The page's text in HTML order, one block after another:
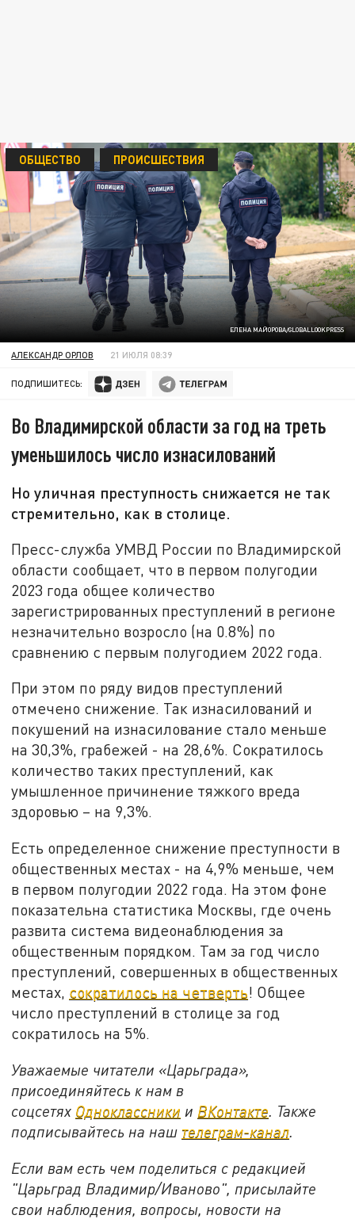
ЕЛЕНА МАЙОРОВА/GLOBALLOOKPRESS
ОБЩЕСТВО ПРОИСШЕСТВИЯ
АЛЕКСАНДР ОРЛОВ 21 ИЮЛЯ 08:39
ПОДПИШИТЕСЬ:
Во Владимирской области за год на треть
уменьшилось число изнасилований
Но уличная преступность снижается не так
стремительно, как в столице.
Пресс-служба УМВД России по Владимирской
области сообщает, что в первом полугодии
2023 года общее количество
зарегистрированных преступлений в регионе
незначительно возросло (на 0.8%) по
сравнению с первым полугодием 2022 года.
При этом по ряду видов преступлений
отмечено снижение. Так изнасилований и
покушений на изнасилование стало меньше
на 30,3%, грабежей - на 28,6%. Сократилось
количество таких преступлений, как
умышленное причинение тяжкого вреда
здоровью – на 9,3%.
Есть определенное снижение преступности в
общественных местах - на 4,9% меньше, чем
в первом полугодии 2022 года. На этом фоне
показательна статистика Москвы, где очень
развита система видеонаблюдения за
общественным порядком. Там за год число
преступлений, совершенных в общественных
местах, сократилось на четверть! Общее
число преступлений в столице за год
сократилось на 5%.
Уважаемые читатели «Царьграда»,
присоединяйтесь к нам в
соцсетях Одноклассники и ВКонтакте. Также
подписывайтесь на наш телеграм-канал.
Если вам есть чем поделиться с редакцией
"Царьград Владимир/Иваново", присылайте
свои наблюдения, вопросы, новости на